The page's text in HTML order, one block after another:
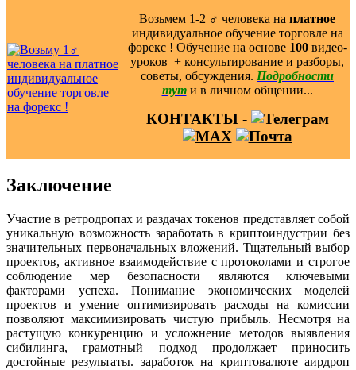
Возьмем 1-2 ‍♂️ человека на платное
индивидуальное обучение торговле на
форекс ! Обучение на основе 100видео-
уроков ️ + консультирование и разборы,
советы, обсуждения. Подробности
тут и в личном общении...
КОНТАКТЫ -
Заключение
Участие в ретродропах и раздачах токенов представляет собой
уникальную возможность заработать в криптоиндустрии без
значительных первоначальных вложений. Тщательный выбор
проектов, активное взаимодействие с протоколами и строгое
соблюдение мер безопасности являются ключевыми
факторами успеха. Понимание экономических моделей
проектов и умение оптимизировать расходы на комиссии
позволяют максимизировать чистую прибыль. Несмотря на
растущую конкуренцию и усложнение методов выявления
сибилинга, грамотный подход продолжает приносить
достойные результаты. заработок на криптовалюте аирдроп